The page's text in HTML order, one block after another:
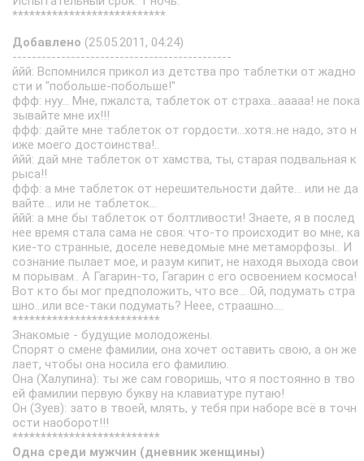
***************************
Добавлено (25.05.2011, 04:24)
---------------------------------------------
ййй: Вспомнился прикол из детства про таблетки от жадно
сти и "побольше-побольше!"
ффф: нуу... Мне, пжалста, таблеток от страха...ааааа! не пока
зывайте мне их!!!
ффф: дайте мне таблеток от гордости...хотя..не надо, это н
иже моего достоинства!..
ййй: дай мне таблеток от хамства, ты, старая подвальная к
рыса!!
ффф: а мне таблеток от нерешительности дайте... или не да
вайте... или не таблеток...
ййй: а мне бы таблеток от болтливости! Знаете, я в послед
нее время стала сама не своя: что-то происходит во мне, ка
кие-то странные, доселе неведомые мне метаморфозы.. И
сознание пылает мое, и разум кипит, не находя выхода свои
м порывам.. А Гагарин-то, Гагарин с его освоением космоса!
Вот кто бы мог предположить, что все... Ой, подумать стра
шно...или все-таки подумать? Неее, страашно....
**************************
Знакомые - будущие молодожены.
Спорят о смене фамилии, она хочет оставить свою, а он же
лает, чтобы она носила его фамилию.
Она (Халупина): ты же сам говоришь, что я постоянно в тво
ей фамилии первую букву на клавиатуре путаю!
Он (Зуев): зато в твоей, млять, у тебя при наборе всё в точн
ости наоборот!!!
**************************
Одна среди мужчин (дневник женщины)